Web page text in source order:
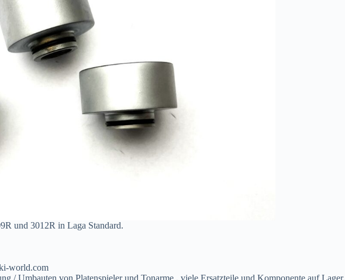
und 3012R in Laga Standard.
world.com
/ Umbauten von Platenspieler und Tonarme , viele Ersatzteile und Komponente auf Lager.